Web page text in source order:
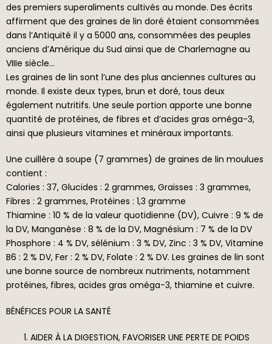
des premiers superaliments cultivés au monde. Des écrits
affirment que des graines de lin doré étaient consommées
dans l’Antiquité il y a 5000 ans, consommées des peuples
anciens d’Amérique du Sud ainsi que de Charlemagne au
VIIIe siècle…
Les graines de lin sont l’une des plus anciennes cultures au
monde. Il existe deux types, brun et doré, tous deux
également nutritifs. Une seule portion apporte une bonne
quantité de protéines, de fibres et d’acides gras oméga-3,
ainsi que plusieurs vitamines et minéraux importants.
Une cuillère à soupe (7 grammes) de graines de lin moulues
contient :
Calories : 37, Glucides : 2 grammes, Graisses : 3 grammes,
Fibres : 2 grammes, Protéines : 1,3 gramme
Thiamine : 10 % de la valeur quotidienne (DV), Cuivre : 9 % de
la DV, Manganèse : 8 % de la DV, Magnésium : 7 % de la DV
Phosphore : 4 % DV, sélénium : 3 % DV, Zinc : 3 % DV, Vitamine
B6 : 2 % DV, Fer : 2 % DV, Folate : 2 % DV. Les graines de lin sont
une bonne source de nombreux nutriments, notamment
protéines, fibres, acides gras oméga-3, thiamine et cuivre.
BÉNÉFICES POUR LA SANTÉ
AIDER À LA DIGESTION, FAVORISER UNE PERTE DE POIDS